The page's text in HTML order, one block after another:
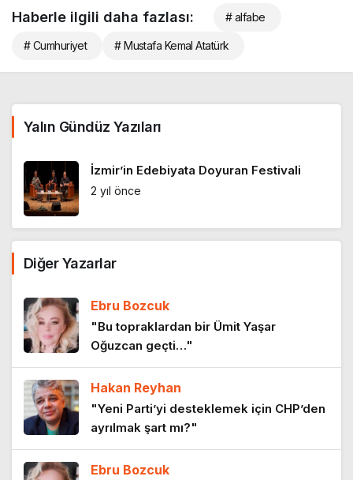
Haberle ilgili daha fazlası: # alfabe
# Cumhuriyet # Mustafa Kemal Atatürk
Yalın Gündüz Yazıları
İzmir’in Edebiyata Doyuran Festivali
2 yıl önce
Diğer Yazarlar
Ebru Bozcuk
"Bu topraklardan bir Ümit Yaşar
Oğuzcan geçti…"
Hakan Reyhan
"Yeni Parti’yi desteklemek için CHP’den
ayrılmak şart mı?"
Ebru Bozcuk